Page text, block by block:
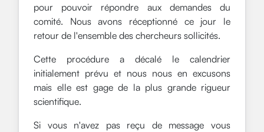
pour pouvoir répondre aux demandes du
comité. Nous avons réceptionné ce jour le
retour de l'ensemble des chercheurs sollicités.
Cette procédure a décalé le calendrier
initialement prévu et nous nous en excusons
mais elle est gage de la plus grande rigueur
scientifique.
Si vous n'avez pas reçu de message vous